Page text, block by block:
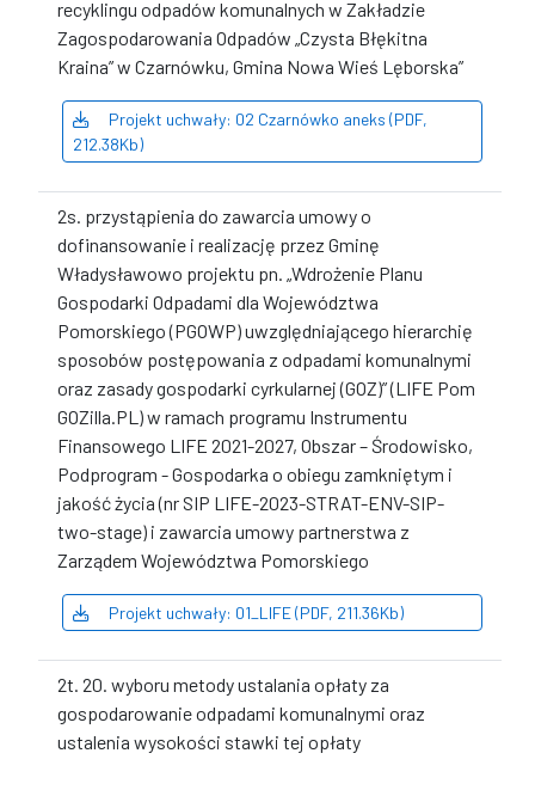
recyklingu odpadów komunalnych w Zakładzie
Zagospodarowania Odpadów „Czysta Błękitna
Kraina” w Czarnówku, Gmina Nowa Wieś Lęborska”
Projekt uchwały: 02 Czarnówko aneks (PDF,
212.38Kb)
2s. przystąpienia do zawarcia umowy o
dofinansowanie i realizację przez Gminę
Władysławowo projektu pn. „Wdrożenie Planu
Gospodarki Odpadami dla Województwa
Pomorskiego (PGOWP) uwzględniającego hierarchię
sposobów postępowania z odpadami komunalnymi
oraz zasady gospodarki cyrkularnej (GOZ)” (LIFE Pom
GOZilla.PL) w ramach programu Instrumentu
Finansowego LIFE 2021-2027, Obszar – Środowisko,
Podprogram - Gospodarka o obiegu zamkniętym i
jakość życia (nr SIP LIFE-2023-STRAT-ENV-SIP-
two-stage) i zawarcia umowy partnerstwa z
Zarządem Województwa Pomorskiego
Projekt uchwały: 01_LIFE (PDF, 211.36Kb)
2t. 20. wyboru metody ustalania opłaty za
gospodarowanie odpadami komunalnymi oraz
ustalenia wysokości stawki tej opłaty